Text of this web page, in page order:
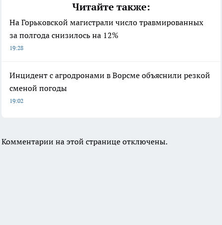
Читайте также:
На Горьковской магистрали число травмированных
за полгода снизилось на 12%
19:28
Инцидент с агродронами в Ворсме объяснили резкой
сменой погоды
19:02
Комментарии на этой странице отключены.